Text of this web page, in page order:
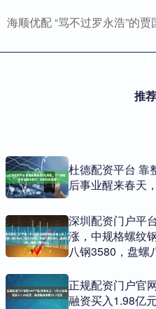
海顺优配 “骂不过罗永浩”的
推
杜德配资平台 靠
后事业醒来春天
深圳配资门户平
涨，中规格螺纹
八钢3580，盘螺
正规配资门户官
融资买入1.98亿